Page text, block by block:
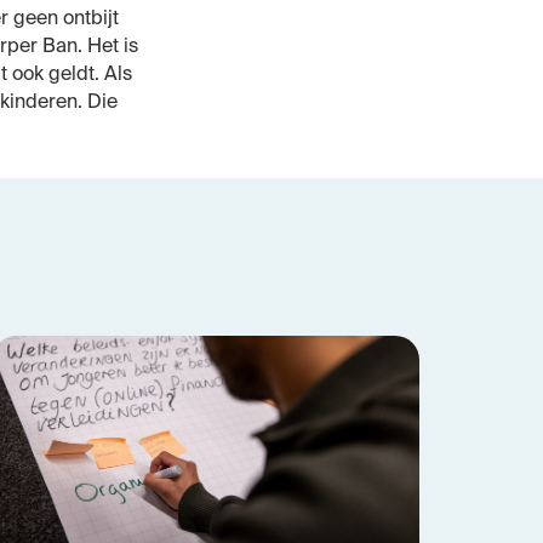
geen ontbijt
Ban. Het is
ook geldt. Als
Die